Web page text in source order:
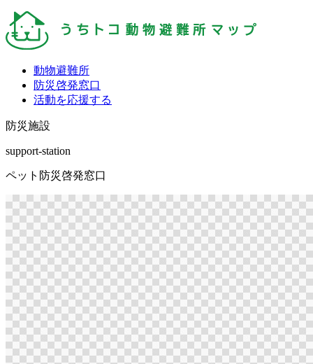
動物避難所
防災啓発窓口
活動を応援する
防災施設
support-station
ペット防災啓発窓口